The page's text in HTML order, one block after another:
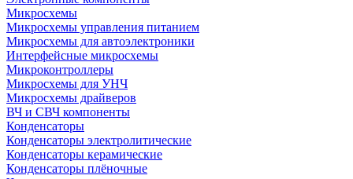
Микросхемы
Микросхемы управления питанием
Микросхемы для автоэлектроники
Интерфейсные микросхемы
Микроконтроллеры
Микросхемы для УНЧ
Микросхемы драйверов
ВЧ и СВЧ компоненты
Конденсаторы
Конденсаторы электролитические
Конденсаторы керамические
Конденсаторы плёночные